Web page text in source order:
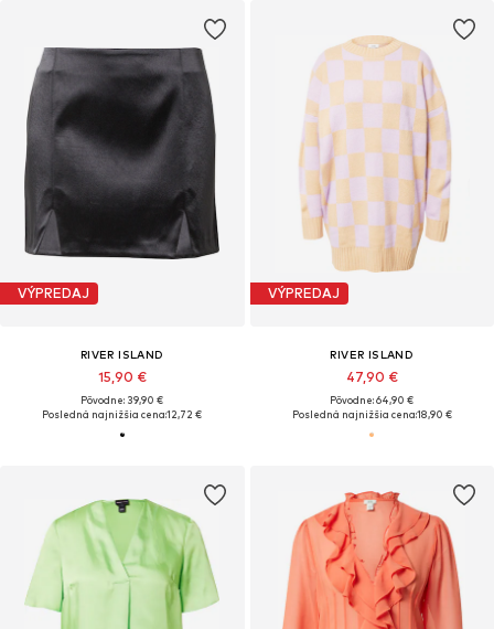
VÝPREDAJ
RIVER ISLAND
15,90 €
Pôvodne: 39,90 €
Posledná najnižšia cena:12,72 €
VÝPREDAJ
RIVER ISLAND
47,90 €
Pôvodne: 64,90 €
Posledná najnižšia cena:18,90 €